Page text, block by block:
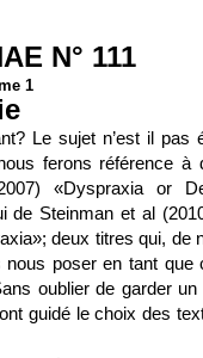
N° 111
1
Le sujet n’est il pas
ferons référence à
«Dyspraxia or
de Steinman et al
deux titres qui, de
poser en tant que
oublier de garder
guidé le choix des